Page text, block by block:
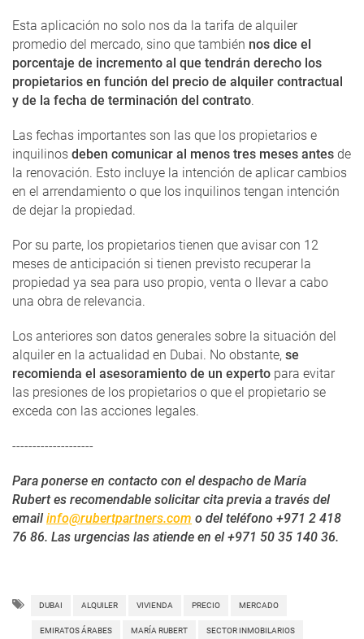
Esta aplicación no solo nos da la tarifa de alquiler
promedio del mercado, sino que también nos dice el
porcentaje de incremento al que tendrán derecho los
propietarios en función del precio de alquiler contractual
y de la fecha de terminación del contrato.
Las fechas importantes son las que los propietarios e
inquilinos deben comunicar al menos tres meses antes de
la renovación. Esto incluye la intención de aplicar cambios
en el arrendamiento o que los inquilinos tengan intención
de dejar la propiedad.
Por su parte, los propietarios tienen que avisar con 12
meses de anticipación si tienen previsto recuperar la
propiedad ya sea para uso propio, venta o llevar a cabo
una obra de relevancia.
Los anteriores son datos generales sobre la situación del
alquiler en la actualidad en Dubai. No obstante, se
recomienda el asesoramiento de un experto para evitar
las presiones de los propietarios o que el propietario se
exceda con las acciones legales.
--------------------
Para ponerse en contacto con el despacho de María
Rubert es recomendable solicitar cita previa a través del
email info@rubertpartners.com o del teléfono +971 2 418
76 86. Las urgencias las atiende en el +971 50 35 140 36.
DUBAI ALQUILER VIVIENDA PRECIO MERCADO
EMIRATOS ÁRABES MARÍA RUBERT SECTOR INMOBILARIOS